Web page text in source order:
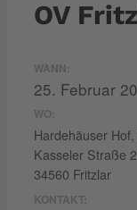
OV
WANN:
25. Februar
WO:
Hardehäuser
Kasseler Straße
34560 Fritzlar
KONTAKT: